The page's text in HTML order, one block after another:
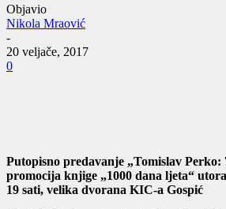
Objavio
Nikola Mraović
-
20 veljače, 2017
0
Putopisno predavanje „Tomislav Perko:
promocija knjige „1000 dana ljeta“
19 sati, velika dvorana KIC-a Gospić